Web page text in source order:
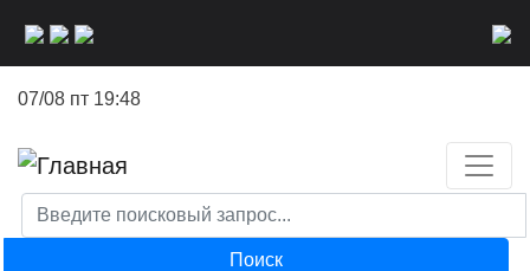
07/08 пт 19:48
Поиск